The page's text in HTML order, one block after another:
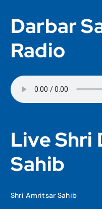
Darbar
Radio
Live Shri
Sahib
Shri Amritsar Sahib